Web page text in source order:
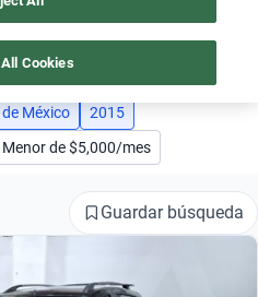
4
México
2015
Menor de $5,000/mes
Guardar búsqueda
Cookies